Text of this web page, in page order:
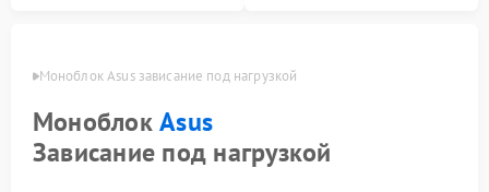
Моноблок Asus зависание под нагрузкой
МоноблокAsus
Зависание под нагрузкой